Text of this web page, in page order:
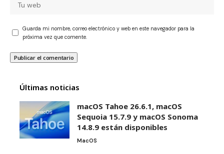
Guarda mi nombre, correo electrónico y web en este navegador para la
próxima vez que comente.
Últimas noticias
macOS Tahoe 26.6.1, macOS
Sequoia 15.7.9 y macOS Sonoma
14.8.9 están disponibles
MacOS